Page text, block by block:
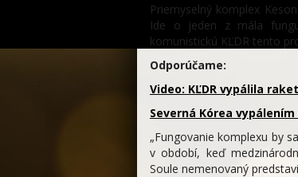
Priemyselný komplex
Ide o jeden z mála
komunistickú KĽDR tento
Odporúčame:
Video: KĽDR vypálila
Severná Kórea
„Fungovanie komplexu by
v období, keď
Soule nemenovaný